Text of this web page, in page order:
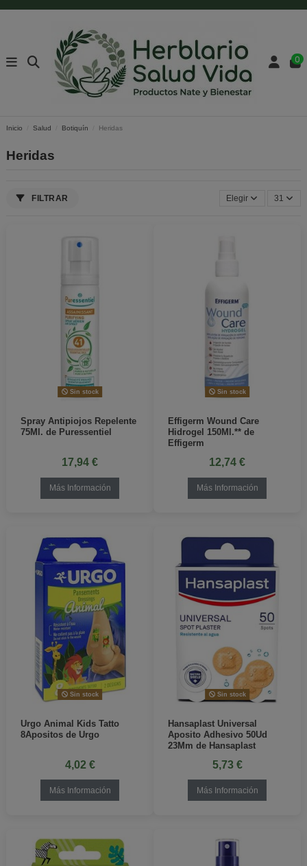
0
Inicio Salud Botiquín Heridas
Heridas
FILTRAR Elegir 31
Sin stock
Spray Antipiojos Repelente
75Ml. de Puressentiel
17,94 €
Más Información
Sin stock
Effigerm Wound Care
Hidrogel 150Ml.** de
Effigerm
12,74 €
Más Información
Sin stock
Urgo Animal Kids Tatto
8Apositos de Urgo
4,02 €
Más Información
Sin stock
Hansaplast Universal
Aposito Adhesivo 50Ud
23Mm de Hansaplast
5,73 €
Más Información